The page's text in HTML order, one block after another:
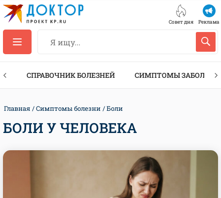
Совет дня Реклама
СПРАВОЧНИК БОЛЕЗНЕЙ СИМПТОМЫ
Главная Симптомы болезни Боли
БОЛИ У ЧЕЛОВЕКА